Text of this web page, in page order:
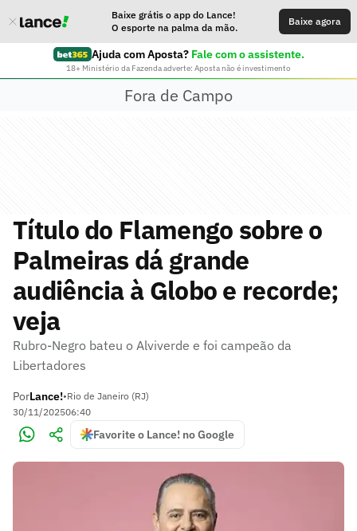
Baixe grátis o app do Lance!
O esporte na palma da mão.
Baixe agora
Ajuda com Aposta? Fale com o assistente.
18+ Ministério da Fazenda adverte: Aposta não é investimento
Fora de Campo
Título do Flamengo sobre o
Palmeiras dá grande
audiência à Globo e recorde;
veja
Rubro-Negro bateu o Alviverde e foi campeão da
Libertadores
PorLance!•Rio de Janeiro (RJ)
30/11/202506:40
Favorite o Lance! no Google